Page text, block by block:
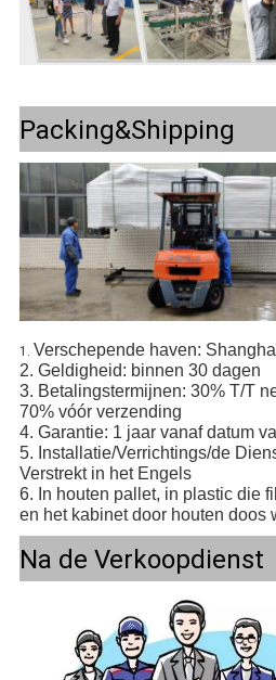
Packing&Shipping
1. Verschepende haven:
2. Geldigheid: binnen 30 dagen
3. Betalingstermijnen: 30% T/T
70% vóór verzending
4. Garantie: 1 jaar vanaf datum
5. Installatie/Verrichtings/de
Verstrekt in het Engels
6. In houten pallet, in plastic die
en het kabinet door houten doos
Na de Verkoopdienst